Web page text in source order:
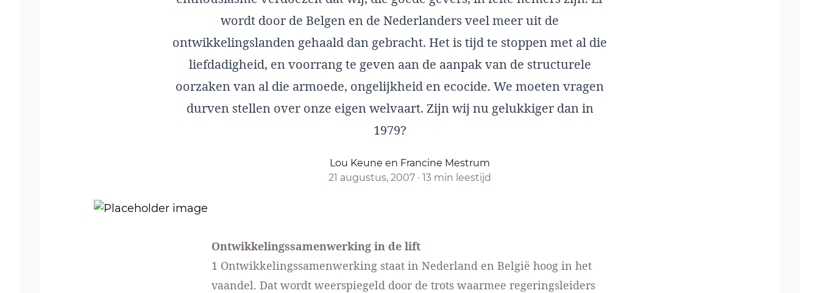
wordt door de Belgen en de Nederlanders veel meer uit de
ontwikkelingslanden gehaald dan gebracht. Het is tijd te stoppen met al die
liefdadigheid, en voorrang te geven aan de aanpak van de structurele
oorzaken van al die armoede, ongelijkheid en ecocide. We moeten vragen
durven stellen over onze eigen welvaart. Zijn wij nu gelukkiger dan in
1979?
Lou Keune en Francine Mestrum
21 augustus, 2007 · 13 min leestijd
Ontwikkelingssamenwerking in de lift
1 Ontwikkelingssamenwerking staat in Nederland en België hoog in het
vaandel. Dat wordt weerspiegeld door de trots waarmee regeringsleiders